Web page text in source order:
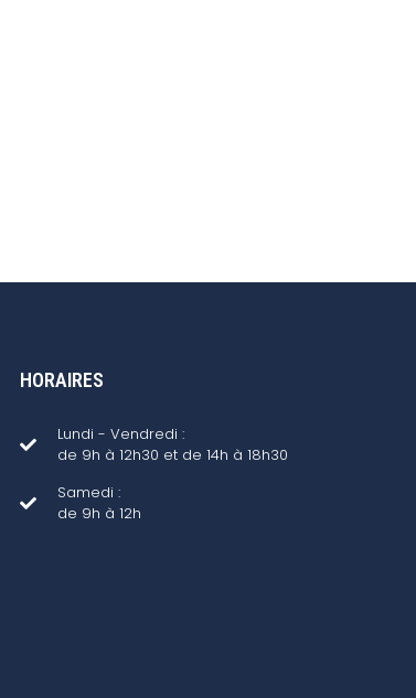
HORAIRES
Lundi - Vendredi :
de 9h à 12h30 et de 14h à 18h30
Samedi :
de 9h à 12h